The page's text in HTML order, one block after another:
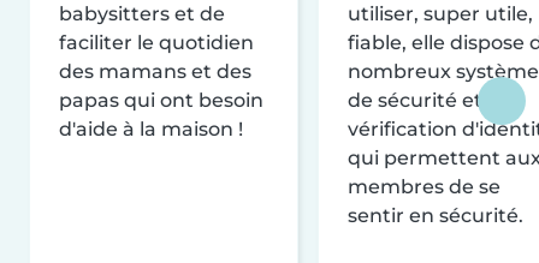
babysitters et de
faciliter le quotidien
des mamans et des
papas qui ont besoin
d'aide à la maison !
utiliser, super utile,
fiable, elle dispose
nombreux
de sécurité et de
vérification
qui permettent
membres de se
sentir en sécurité.